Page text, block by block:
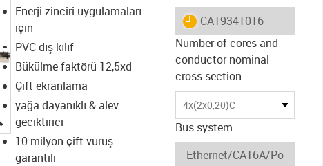
igus-icon-lupe
Enerji zinciri uygulamaları
için
PVC dış kılıf
Bükülme faktörü 12,5xd
Çift ekranlama
yağa dayanıklı & alev
geciktirici
10 milyon çift vuruş
garantili
igus-icon-lieferzeit
CAT9341016
Number of cores and
conductor nominal
cross-section
4x(2x0,20)C
Bus system